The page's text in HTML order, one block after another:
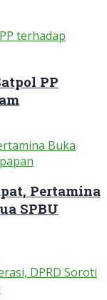
PP
Pertamina
SPBU